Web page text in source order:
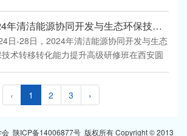
来自陕西省内的十余家勘测设计、施工单
及高等院校的委员、代表参加了本次会议。
专委会主任委员、西北院副总工巨广宏主
2024年清洁能源协同开发与生态环保技术转移转化能力提升高级研修班在西安举办
日-28日，2024年清洁能源协同开发与生态
术转移转化能力提升高级研修班在西安圆
，中国水力发电工程学会承办，陕西省水力
与新能源工程学会、中国电建集团西北勘测
‹ 1 2 3 ›
会 陕ICP备14006877号版权所有 Copyright © 2013